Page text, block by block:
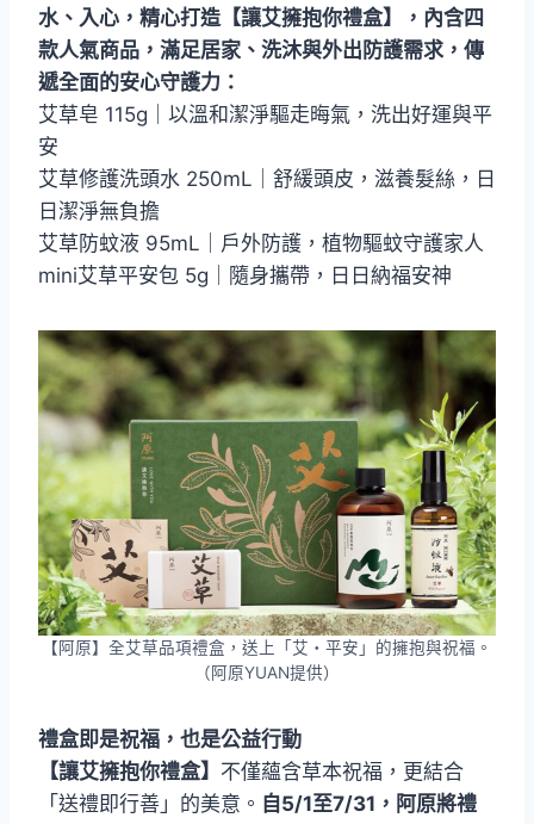
水、入心，精心打造【讓艾擁抱你禮盒】，內含四
款人氣商品，滿足居家、洗沐與外出防護需求，傳
遞全面的安心守護力：
艾草皂 115g｜以溫和潔淨驅走晦氣，洗出好運與平
安
艾草修護洗頭水 250mL｜舒緩頭皮，滋養髮絲，日
日潔淨無負擔
艾草防蚊液 95mL｜戶外防護，植物驅蚊守護家人
mini艾草平安包 5g｜隨身攜帶，日日納福安神
【阿原】全艾草品項禮盒，送上「艾・平安」的擁抱與祝福。
（阿原YUAN提供）
禮盒即是祝福，也是公益行動
【讓艾擁抱你禮盒】 不僅蘊含草本祝福，更結合
「送禮即行善」的美意。 自5/1至7/31，阿原將禮